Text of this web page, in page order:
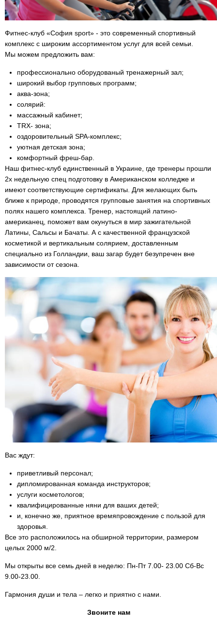
Фитнес-клуб «София sport» - это современный спортивный
комплекс с широким ассортиментом услуг для всей семьи.
Мы можем предложить вам:
профессионально оборудованый тренажерный зал;
широкий выбор групповых программ;
аква-зона;
солярий:
массажный кабинет;
TRX- зона;
оздоровительный SPA-комплекс;
уютная детская зона;
комфортный фреш-бар.
Наш фитнес-клуб единственный в Украине, где тренеры прошли
2х недельную спец подготовку в Американском колледже и
имеют соответствующие сертификаты. Для желающих быть
ближе к природе, проводятся групповые занятия на спортивных
полях нашего комплекса. Тренер, настоящий латино-
американец, поможет вам окунуться в мир зажигательной
Латины, Сальсы и Бачаты. А с качественной французской
косметикой и вертикальным солярием, доставленным
специально из Голландии, ваш загар будет безупречен вне
зависимости от сезона.
Вас ждут:
приветливый персонал;
дипломированная команда инструкторов;
услуги косметологов;
квалифицированные няни для ваших детей;
и, конечно же, приятное времяпровождение с пользой для
здоровья.
Все это расположилось на обширной территории, размером
целых 2000 м/2.
Мы открыты все семь дней в неделю: Пн-Пт 7.00- 23.00 Сб-Вс
9.00-23.00.
Гармония души и тела – легко и приятно с нами.
Звоните нам